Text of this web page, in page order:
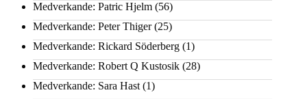
Medverkande: Patric Hjelm (56)
Medverkande: Peter Thiger(25)
Medverkande: Rickard Söderberg (1)
Medverkande: Robert Q Kustosik (28)
Medverkande: Sara Hast (1)